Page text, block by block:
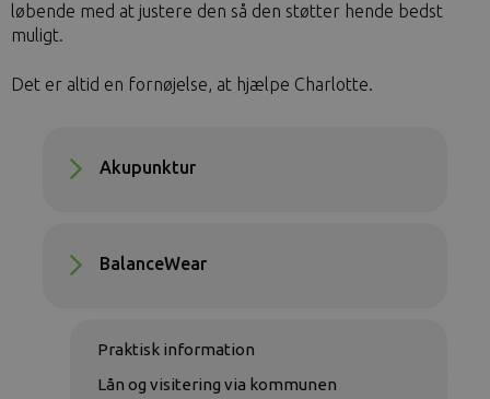
løbende med at justere den så den støtter hende bedst
muligt.
Det er altid en fornøjelse, at hjælpe Charlotte.
Akupunktur
BalanceWear
Praktisk information
Lån og visitering via kommunen